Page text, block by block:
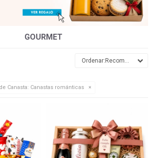
GOURMET
Recomendados
Canasta: Canastas románticas